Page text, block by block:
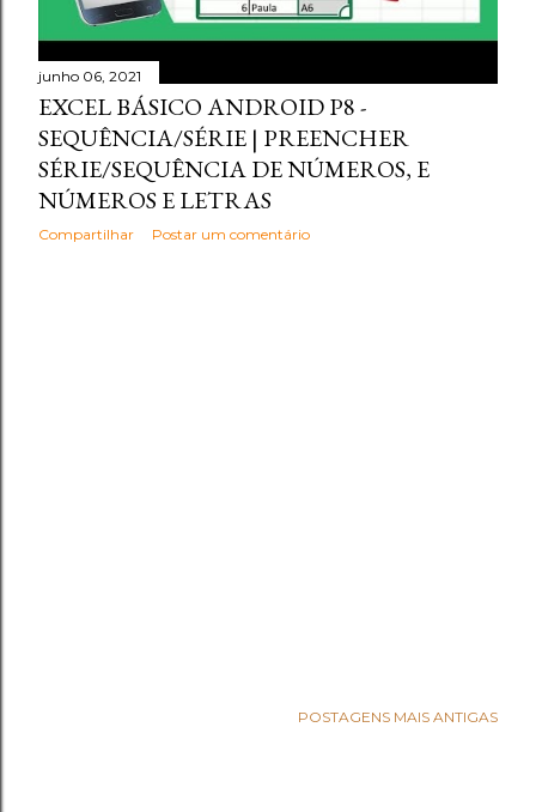
junho 06, 2021
EXCEL BÁSICO ANDROID P8 -
SEQUÊNCIA/SÉRIE | PREENCHER
SÉRIE/SEQUÊNCIA DE NÚMEROS, E
NÚMEROS E LETRAS
Compartilhar Postar um comentário
POSTAGENS MAIS ANTIGAS